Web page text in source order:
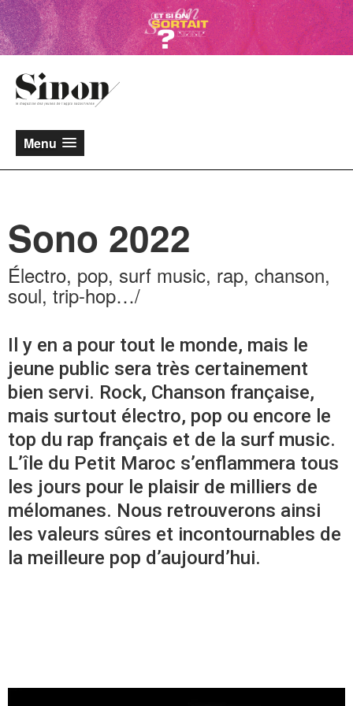
Menu
Sono 2022
Électro, pop, surf music, rap, chanson,
soul, trip-hop…/
Il y en a pour tout le monde, mais le
jeune public sera très certainement
bien servi. Rock, Chanson française,
mais surtout électro, pop ou encore le
top du rap français et de la surf music.
L’île du Petit Maroc s’enflammera tous
les jours pour le plaisir de milliers de
mélomanes. Nous retrouverons ainsi
les valeurs sûres et incontournables de
la meilleure pop d’aujourd’hui.